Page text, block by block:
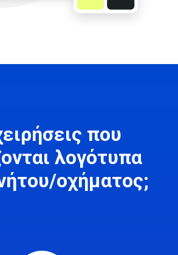
που
λογότυπα
οχήματος;